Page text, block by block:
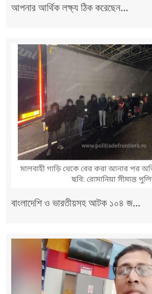
আপনার আর্থিক লক্ষ্য ঠিক করেছেন...
বাংলাদেশি ও ভারতীয়সহ আটক ১০৪ জ...